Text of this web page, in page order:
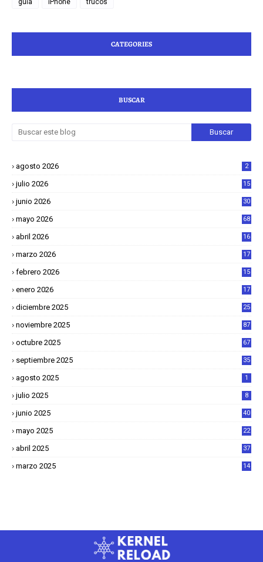
guia iPhone trucos
CATEGORIES
BUSCAR
agosto 2026 2
julio 2026 15
junio 2026 30
mayo 2026 68
abril 2026
16
marzo 2026
17
febrero 2026
15
enero 2026
17
diciembre 2025
25
noviembre 2025 87
octubre 2025 67
septiembre 2025 35
agosto 2025 1
julio 2025 8
junio 2025 40
mayo 2025
22
abril 2025
37
marzo 2025
14